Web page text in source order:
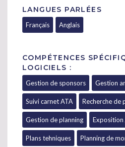
LANGUES PARLÉES
Français Anglais
COMPÉTENCES
LOGICIELS :
Gestion de sponsors Gestion
Suivi carnet ATA Recherche de
Gestion de planning Exposition
Plans tehniques Planning de